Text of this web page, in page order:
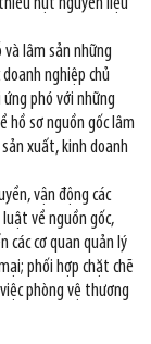
hụt nguyên liệu
lâm sản những
nghiệp chủ
phó với những
hồ sơ nguồn gốc lâm
xuất, kinh doanh
vận động các
về nguồn gốc,
các cơ quan quản lý
phối hợp chặt chẽ
phòng vệ thương